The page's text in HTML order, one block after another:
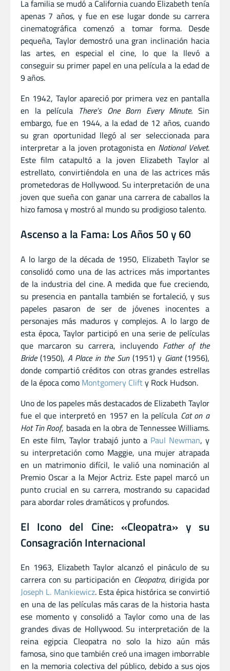
La familia se mudó a California cuando Elizabeth tenía
apenas 7 años, y fue en ese lugar donde su carrera
cinematográfica comenzó a tomar forma. Desde
pequeña, Taylor demostró una gran inclinación hacia
las artes, en especial el cine, lo que la llevó a
conseguir su primer papel en una película a la edad de
9 años.
En 1942, Taylor apareció por primera vez en pantalla
en la película There’s One Born Every Minute. Sin
embargo, fue en 1944, a la edad de 12 años, cuando
su gran oportunidad llegó al ser seleccionada para
interpretar a la joven protagonista en National Velvet.
Este film catapultó a la joven Elizabeth Taylor al
estrellato, convirtiéndola en una de las actrices más
prometedoras de Hollywood. Su interpretación de una
joven que sueña con ganar una carrera de caballos la
hizo famosa y mostró al mundo su prodigioso talento.
Ascenso a la Fama: Los Años 50 y 60
A lo largo de la década de 1950, Elizabeth Taylor se
consolidó como una de las actrices más importantes
de la industria del cine. A medida que fue creciendo,
su presencia en pantalla también se fortaleció, y sus
papeles pasaron de ser de jóvenes inocentes a
personajes más maduros y complejos. A lo largo de
esta época, Taylor participó en una serie de películas
que marcaron su carrera, incluyendo Father of the
Bride(1950), A Place in the Sun(1951) y Giant(1956),
donde compartió créditos con otras grandes estrellas
de la época como Montgomery Clifty Rock Hudson.
Uno de los papeles más destacados de Elizabeth Taylor
fue el que interpretó en 1957 en la película Cat on a
Hot Tin Roof, basada en la obra de Tennessee Williams.
En este film, Taylor trabajó junto a Paul Newman, y
su interpretación como Maggie, una mujer atrapada
en un matrimonio difícil, le valió una nominación al
Premio Oscar a la Mejor Actriz. Este papel marcó un
punto crucial en su carrera, mostrando su capacidad
para abordar roles dramáticos y profundos.
El Icono del Cine: «Cleopatra» y su
Consagración Internacional
En 1963, Elizabeth Taylor alcanzó el pináculo de su
carrera con su participación en Cleopatra, dirigida por
Joseph L. Mankiewicz. Esta épica histórica se convirtió
en una de las películas más caras de la historia hasta
ese momento y consolidó a Taylor como una de las
grandes divas de Hollywood. Su interpretación de la
reina egipcia Cleopatra no solo la hizo aún más
famosa, sino que también creó una imagen imborrable
en la memoria colectiva del público, debido a sus ojos